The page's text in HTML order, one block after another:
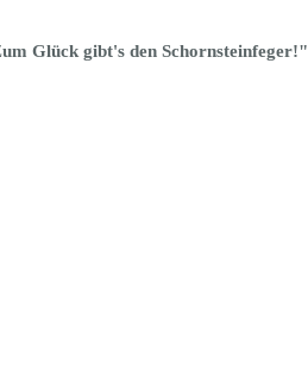
Glück gibt's den Schornsteinfeger!"